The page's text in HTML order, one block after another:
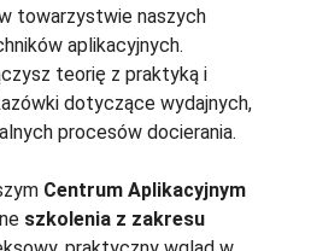
towarzystwie naszych
aplikacyjnych.
teorię z praktyką i
dotyczące wydajnych,
procesów docierania.
Centrum Aplikacyjnym
szkolenia z zakresu